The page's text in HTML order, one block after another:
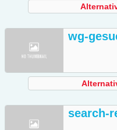
wg-
search-